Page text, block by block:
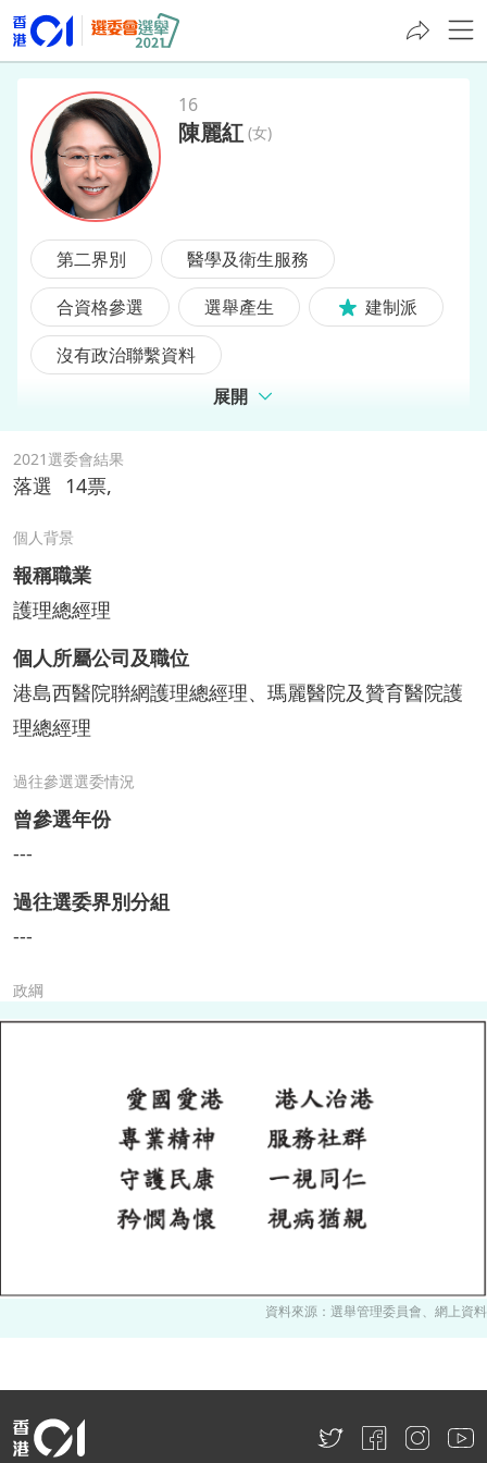
陳麗紅
16
陳麗紅 (女)
第二界別
醫學及衛生服務
合資格參選
選舉產生
建制派
沒有政治聯繫資料
展開
2021選委會結果
落選 14票,
個人背景
報稱職業
護理總經理
個人所屬公司及職位
港島西醫院聨網護理總經理、瑪麗醫院及贊育醫院護
理總經理
過往參選選委情況
曾參選年份
---
過往選委界別分組
---
政綱
資料來源：選舉管理委員會、網上資料